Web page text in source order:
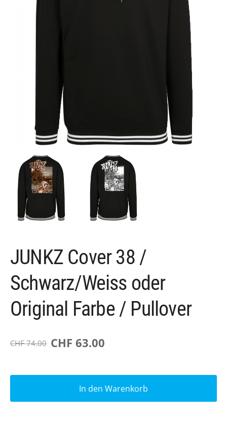
JUNKZ Cover 38 /
Schwarz/Weiss oder
Original Farbe / Pullover
CHF 74.00 CHF 63.00
In den Warenkorb